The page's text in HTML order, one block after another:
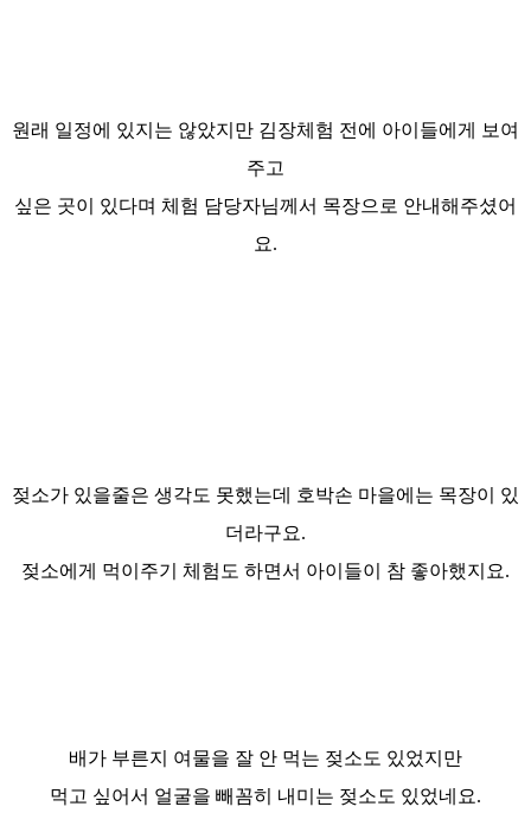
원래 일정에 있지는 않았지만 김장체험 전에 아이들에게 보여
주고
싶은 곳이 있다며 체험 담당자님께서 목장으로 안내해주셨어
요.
젖소가 있을줄은 생각도 못했는데 호박손 마을에는 목장이 있
더라구요.
젖소에게 먹이주기 체험도 하면서 아이들이 참 좋아했지요.
배가 부른지 여물을 잘 안 먹는 젖소도 있었지만
먹고 싶어서 얼굴을 빼꼼히 내미는 젖소도 있었네요.